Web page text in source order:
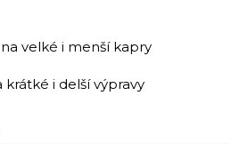
velké i menší kapry
krátké i delší výpravy